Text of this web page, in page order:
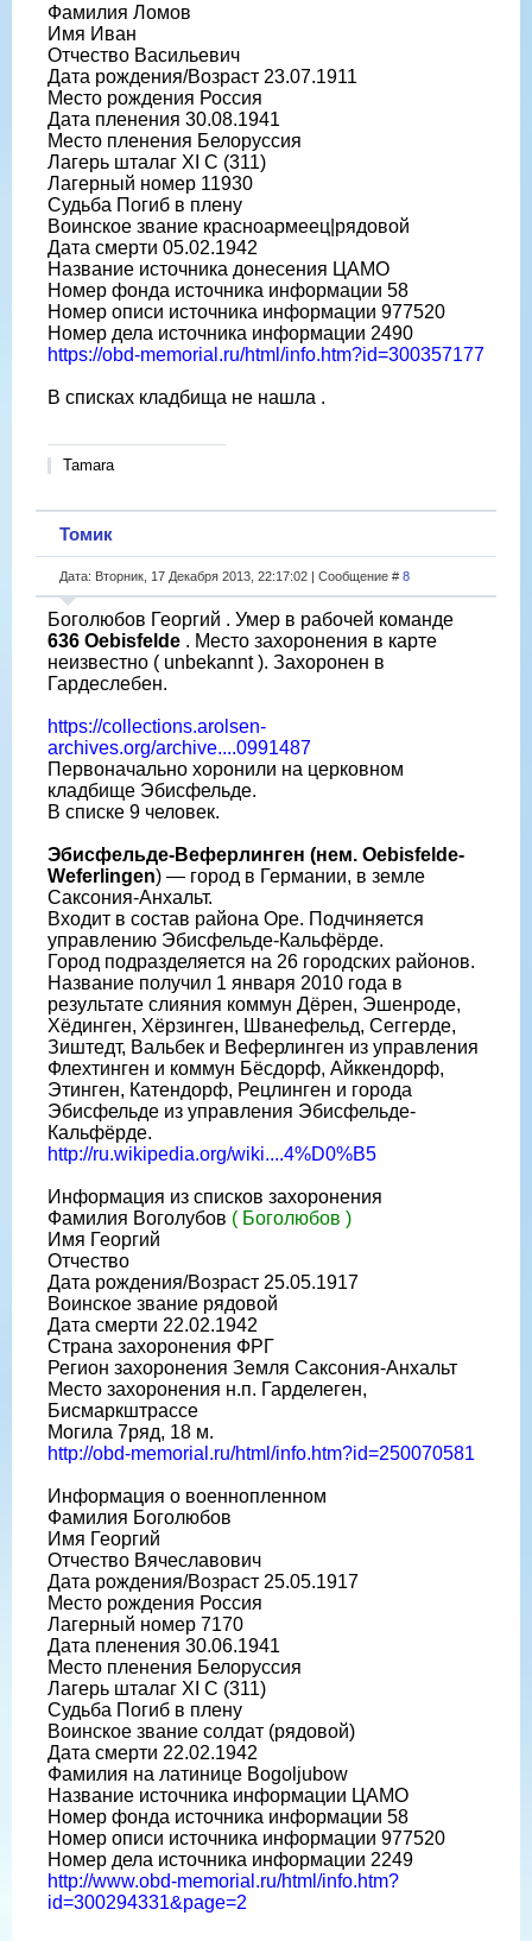
Фамилия Ломов
Имя Иван
Отчество Васильевич
Дата рождения/Возраст 23.07.1911
Место рождения Россия
Дата пленения 30.08.1941
Место пленения Белоруссия
Лагерь шталаг XI C (311)
Лагерный номер 11930
Судьба Погиб в плену
Воинское звание красноармеец|рядовой
Дата смерти 05.02.1942
Название источника донесения ЦАМО
Номер фонда источника информации 58
Номер описи источника информации 977520
Номер дела источника информации 2490
https://obd-memorial.ru/html/info.htm?id=300357177
В списках кладбища не нашла .
Tamara
Томик
Дата: Вторник, 17 Декабря 2013, 22:17:02 | Сообщение # 8
Боголюбов Георгий . Умер в рабочей команде
636 Oebisfelde . Место захоронения в карте
неизвестно ( unbekannt ). Захоронен в
Гардеслебен.
https://collections.arolsen-
archives.org/archive....0991487
Первоначально хоронили на церковном
кладбище Эбисфельде.
В списке 9 человек.
Эбисфельде-Веферлинген (нем. Oebisfelde-
Weferlingen) — город в Германии, в земле
Саксония-Анхальт.
Входит в состав района Оре. Подчиняется
управлению Эбисфельде-Кальфёрде.
Город подразделяется на 26 городских районов.
Название получил 1 января 2010 года в
результате слияния коммун Дёрен, Эшенроде,
Хёдинген, Хёрзинген, Шванефельд, Сеггерде,
Зиштедт, Вальбек и Веферлинген из управления
Флехтинген и коммун Бёсдорф, Айккендорф,
Этинген, Катендорф, Рецлинген и города
Эбисфельде из управления Эбисфельде-
Кальфёрде.
http://ru.wikipedia.org/wiki....4%D0%B5
Информация из списков захоронения
Фамилия Воголубов ( Боголюбов )
Имя Георгий
Отчество
Дата рождения/Возраст 25.05.1917
Воинское звание рядовой
Дата смерти 22.02.1942
Страна захоронения ФРГ
Регион захоронения Земля Саксония-Анхальт
Место захоронения н.п. Гарделеген,
Бисмаркштрассе
Могила 7ряд, 18 м.
http://obd-memorial.ru/html/info.htm?id=250070581
Информация о военнопленном
Фамилия Боголюбов
Имя Георгий
Отчество Вячеславович
Дата рождения/Возраст 25.05.1917
Место рождения Россия
Лагерный номер 7170
Дата пленения 30.06.1941
Место пленения Белоруссия
Лагерь шталаг XI C (311)
Судьба Погиб в плену
Воинское звание солдат (рядовой)
Дата смерти 22.02.1942
Фамилия на латинице Bogoljubow
Название источника информации ЦАМО
Номер фонда источника информации 58
Номер описи источника информации 977520
Номер дела источника информации 2249
http://www.obd-memorial.ru/html/info.htm?
id=300294331&page=2